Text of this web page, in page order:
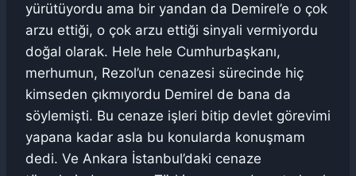
yürütüyordu ama bir yandan da Demirel’e o çok
arzu ettiği, o çok arzu ettiği sinyali vermiyordu
doğal olarak. Hele hele Cumhurbaşkanı,
merhumun, Rezol’un cenazesi sürecinde hiç
kimseden çıkmıyordu Demirel de bana da
söylemişti. Bu cenaze işleri bitip devlet görevimi
yapana kadar asla bu konularda konuşmam
dedi. Ve Ankara İstanbul’daki cenaze